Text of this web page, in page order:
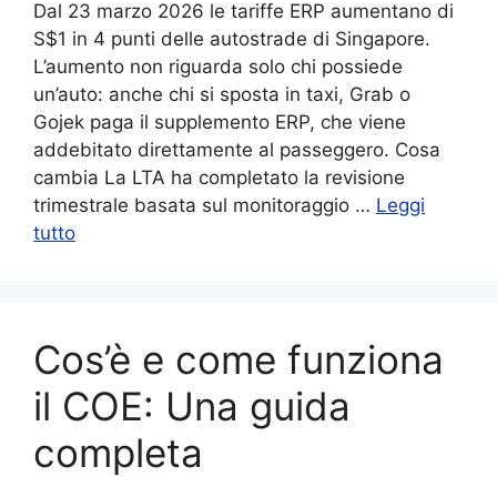
Dal 23 marzo 2026 le tariffe ERP aumentano di
S$1 in 4 punti delle autostrade di Singapore.
L’aumento non riguarda solo chi possiede
un’auto: anche chi si sposta in taxi, Grab o
Gojek paga il supplemento ERP, che viene
addebitato direttamente al passeggero. Cosa
cambia La LTA ha completato la revisione
trimestrale basata sul monitoraggio … Leggi
tutto
Cos’è e come funziona
il COE: Una guida
completa